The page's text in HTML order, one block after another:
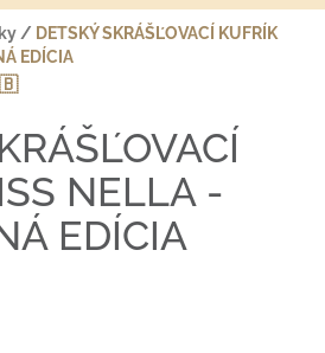
/ DETSKÝ SKRÁŠĽOVACÍ KUFRÍK
EDÍCIA
NELLA -
EDÍCIA